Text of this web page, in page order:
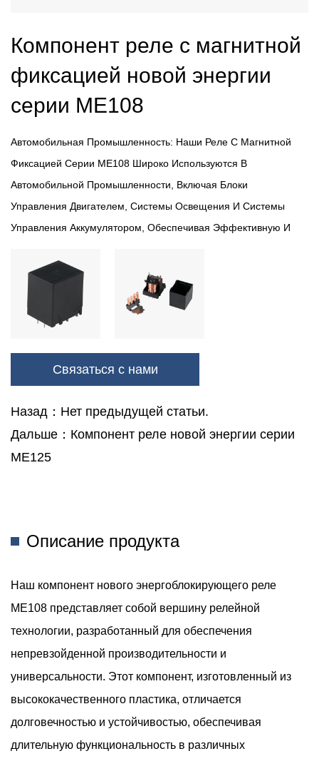
Компонент реле с магнитной
фиксацией новой энергии
серии ME108
Автомобильная Промышленность: Наши Реле С Магнитной
Фиксацией Серии ME108 Широко Используются В
Автомобильной Промышленности, Включая Блоки
Управления Двигателем, Системы Освещения И Системы
Управления Аккумулятором, Обеспечивая Эффективную И
Возобновляемая Энергия. В Сфере Возобновляемых
Источников Энергии Этот Релейный Компонент Играет
Жизненно Важную Роль В Солнечных Инверторах, Ветряных
Бесперебойное Распределение И Управление
Электроэнергией.
Домашняя Автоматизация: От Интеллектуальных Терапий До
Систем Управления Освещением, Наш Релейный Компонент
Обеспечивает Эффективные Решения Домашней
Компонент Реле С Блокировкой Новой Энергии ME108
Производство, Упаковка И Погрузка-Разгрузка Материалов,
Оптимизируя Производительность И Надежность.
Релейный Компонент Обеспечивает Бесперебойную Работу
Сетей Связи, Выступая В Качестве Надежного Коммутатора
В Передаче Данных И Сетевом Оборудовании.
Связаться с нами
Назад：Нет предыдущей статьи.
Дальше：Компонент реле новой энергии серии
ME125
Описание продукта
Наш компонент нового энергоблокирующего реле
ME108 представляет собой вершину релейной
технологии, разработанный для обеспечения
непревзойденной производительности и
универсальности. Этот компонент, изготовленный из
высококачественного пластика, отличается
долговечностью и устойчивостью, обеспечивая
длительную функциональность в различных